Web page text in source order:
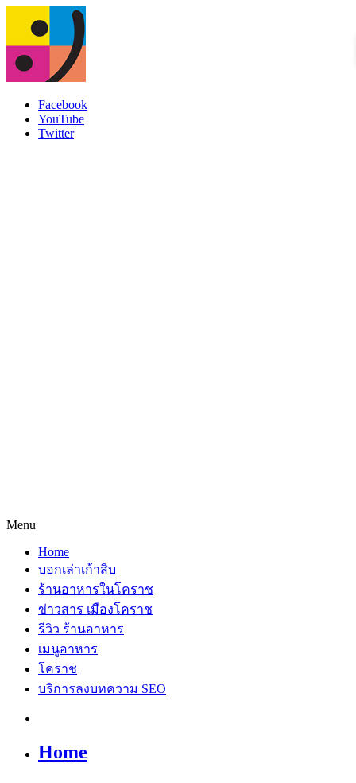
Facebook
YouTube
Twitter
Menu
Home
บอกเล่าเก้าสิบ
ร้านอาหารในโคราช
ข่าวสาร เมืองโคราช
รีวิว ร้านอาหาร
เมนูอาหาร
โคราช
บริการลงบทความ SEO
Home